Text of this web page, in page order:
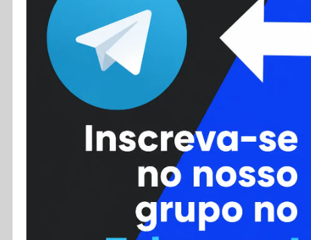
Colunas
Colaboradores
Cursos
Enviar Dica